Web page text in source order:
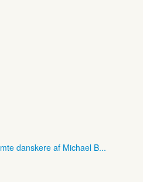
danskere af Michael B...